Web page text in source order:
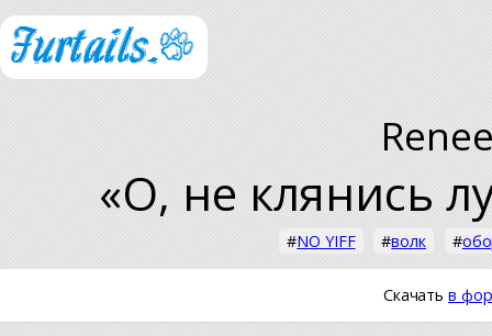
«О, не клянись
#NO YIFF #волк #
Скачатьв